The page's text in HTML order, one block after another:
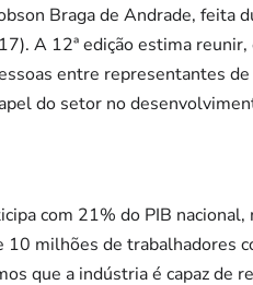
Braga de Andrade, feita
A 12ª edição estima
entre representantes
do setor no
com 21% do PIB
milhões de trabalhadores
que a indústria é capaz de